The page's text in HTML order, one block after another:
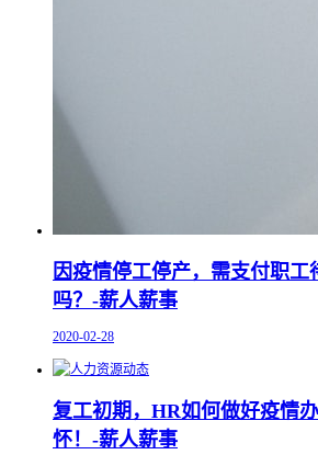
因疫情停工停产，需支付职工
吗？-薪人薪事
2020-02-28
复工初期，HR如何做好疫情
怀！-薪人薪事